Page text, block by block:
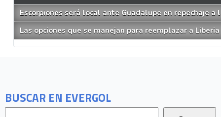
BUSCAR EN EVERGOL
Escorpiones será local ante Guadalupe en repechaje a
Las opciones que se manejan para reemplazar a